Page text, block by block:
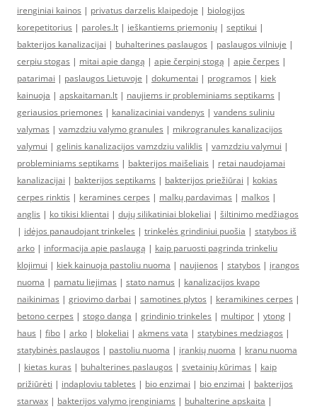
irenginiai kainos | privatus darzelis klaipedoje | biologijos
korepetitorius | paroles.lt | ieškantiems priemonių | septikui |
bakterijos kanalizacijai | buhalterines paslaugos | paslaugos vilniuje |
cerpiu stogas | mitai apie dangą | apie čerpinį stogą | apie čerpes |
patarimai | paslaugos Lietuvoje | dokumentai | programos | kiek
kainuoja | apskaitaman.lt | naujiems ir probleminiams septikams |
geriausios priemones | kanalizaciniai vandenys | vandens suliniu
valymas | vamzdziu valymo granules | mikrogranules kanalizacijos
valymui | gelinis kanalizacijos vamzdziu valiklis | vamzdziu valymui |
probleminiams septikams | bakterijos maišeliais | retai naudojamai
kanalizacijai | bakterijos septikams | bakterijos priežiūrai | kokias
cerpes rinktis | keramines cerpes | malkų pardavimas | malkos |
anglis | ko tikisi klientai | dujų silikatiniai blokeliai | šiltinimo medžiagos
| idėjos panaudojant trinkeles | trinkelės grindiniui puošia | statybos iš
arko | informacija apie paslaugą | kaip paruosti pagrinda trinkeliu
klojimui | kiek kainuoja pastoliu nuoma | naujienos | statybos | įrangos
nuoma | pamatu liejimas | stato namus | kanalizacijos kvapo
naikinimas | griovimo darbai | samotines plytos | keramikines cerpes |
betono cerpes | stogo danga | grindinio trinkeles | multipor | ytong |
haus | fibo | arko | blokeliai | akmens vata | statybines medziagos |
statybinės paslaugos | pastoliu nuoma | įrankių nuoma | kranu nuoma
| kietas kuras | buhalterines paslaugos | svetainių kūrimas | kaip
prižiūrėti | indaploviu tabletes | bio enzimai | bio enzimai | bakterijos
starwax | bakterijos valymo įrenginiams | buhalterine apskaita |